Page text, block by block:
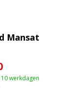
Mansat
werkdagen